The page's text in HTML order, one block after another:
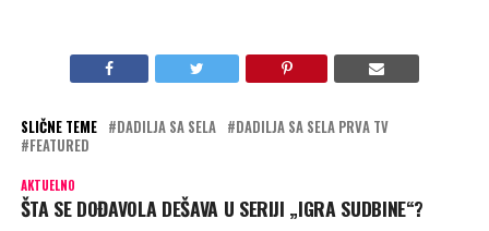
SLIČNE TEME DADILJA SA SELA
DADILJA SA SELA PRVA TV
FEATURED
AKTUELNO
ŠTA SE DOĐAVOLA DEŠAVA U SERIJI „IGRA SUDBINE“?